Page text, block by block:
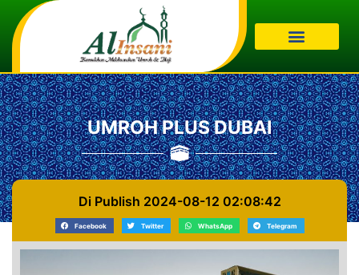
UMROH PLUS DUBAI
Di Publish 2024-08-12 02:08:42
Facebook Twitter WhatsApp Telegram